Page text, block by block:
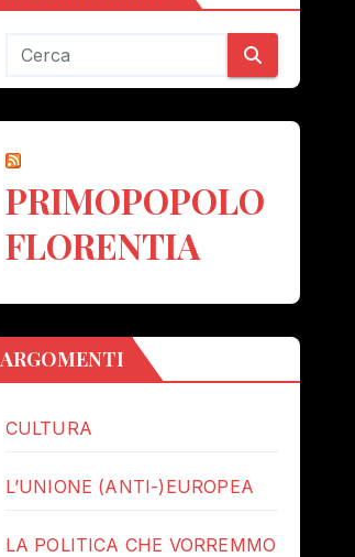
PRIMOPOPOLO
FLORENTIA
ARGOMENTI
CULTURA
L’UNIONE (ANTI-)EUROPEA
LA POLITICA CHE VORREMMO